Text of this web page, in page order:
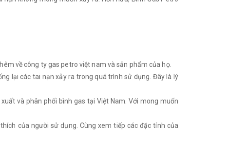
về công ty gas petro việt nam và sản phẩm của họ.
lại các tai nạn xảy ra trong quá trình sử dụng. Đây là lý
và phân phối bình gas tại Việt Nam. Với mong muốn
của người sử dụng. Cùng xem tiếp các đặc tính của